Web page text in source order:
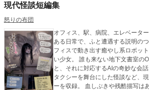
現代怪談短編集
怒りの布団
オフィス、駅、病院、エレベータ
ある日常で、ふと遭遇する説明のつかな
フィスで動き出す癒やし系ロボッ
い少女。 誰も来ない地下文書室のOL。 天井に張り付く女
と、それに対応するAIの奇妙な会話。 ほか、エレベータ
タクシーを舞台にした怪談など、
ーを収録。 血しぶきや残酷描写はありません。 読み終えたあ